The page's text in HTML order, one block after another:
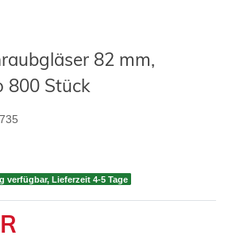
82 mm,
800 Stück
verfügbar, Lieferzeit 4-5 Tage